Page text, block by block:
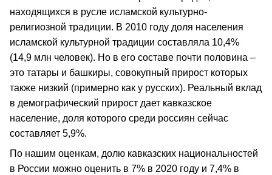
находящихся в русле исламской культурно-
религиозной традиции. В 2010 году доля населения
исламской культурной традиции составляла 10,4%
(14,9 млн человек). Но в его составе почти половина –
это татары и башкиры, совокупный прирост которых
также низкий (примерно как у русских). Реальный вклад
в демографический прирост дает кавказское
население, доля которого среди россиян сейчас
составляет 5,9%.
По нашим оценкам, долю кавказских национальностей
в России можно оценить в 7% в 2020 году и 7,4% в